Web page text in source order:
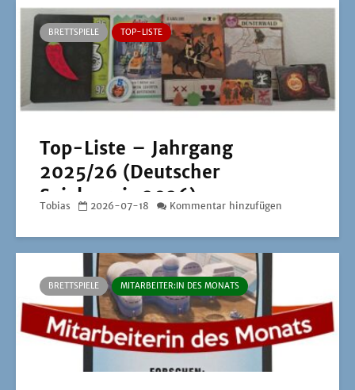
BRETTSPIELE TOP-LISTE
Top-Liste – Jahrgang
2025/26 (Deutscher
Spielepreis 2026)
Tobias 2026-07-18 Kommentar hinzufügen
BRETTSPIELE MITARBEITER:IN DES MONATS